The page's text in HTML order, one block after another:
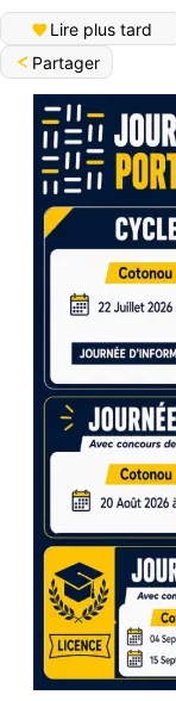
Lire plus tard
Partager